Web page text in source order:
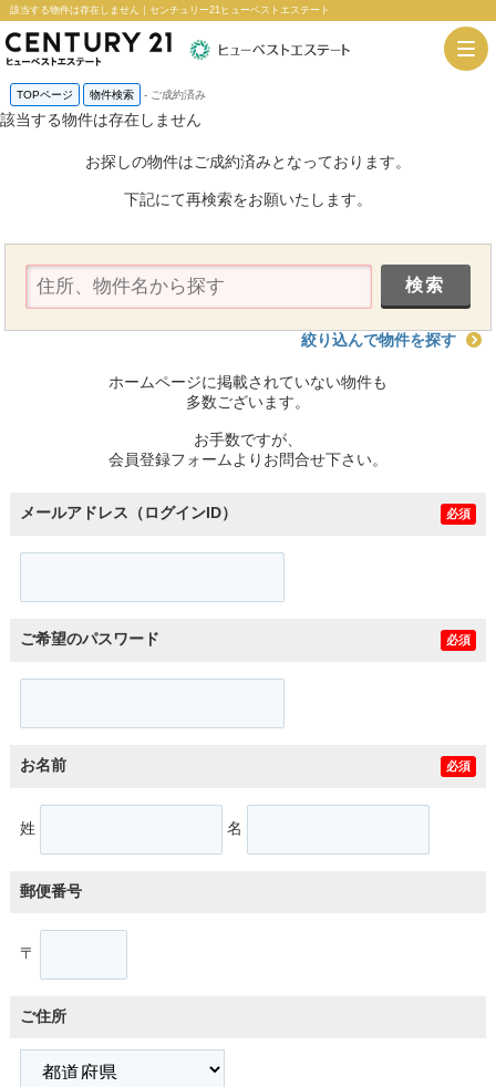
該当する物件は存在しません｜センチュリー21ヒューベストエステート
TOPページ 物件検索 - ご成約済み
該当する物件は存在しません
お探しの物件はご成約済みとなっております。
下記にて再検索をお願いたします。
絞り込んで物件を探す
ホームページに掲載されていない物件も
多数ございます。
お手数ですが、
会員登録フォームよりお問合せ下さい。
メールアドレス（ログインID） 必須
ご希望のパスワード 必須
お名前 必須
姓 名
郵便番号
〒
ご住所